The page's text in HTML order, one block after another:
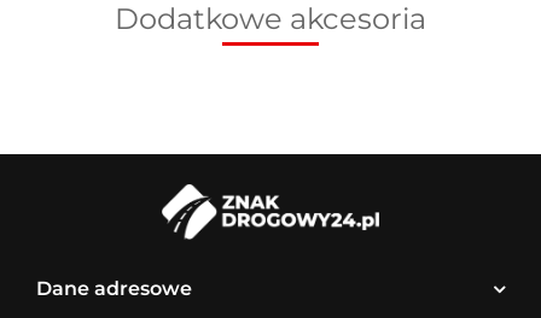
Dodatkowe akcesoria
Dane adresowe